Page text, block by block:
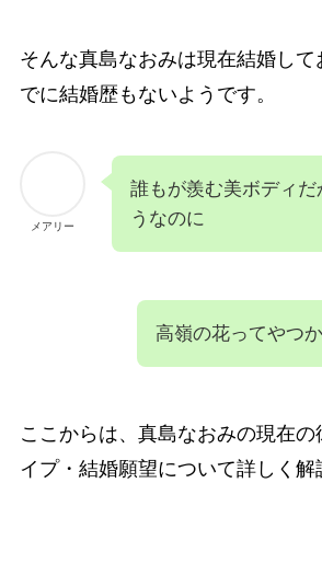
そんな真島なおみは現在結婚して
でに結婚歴もないようです。
メアリー
誰もが羨む美ボディだ
うなのに
高嶺の花ってやつ
ここからは、真島なおみの現在の
イプ・結婚願望について詳しく解